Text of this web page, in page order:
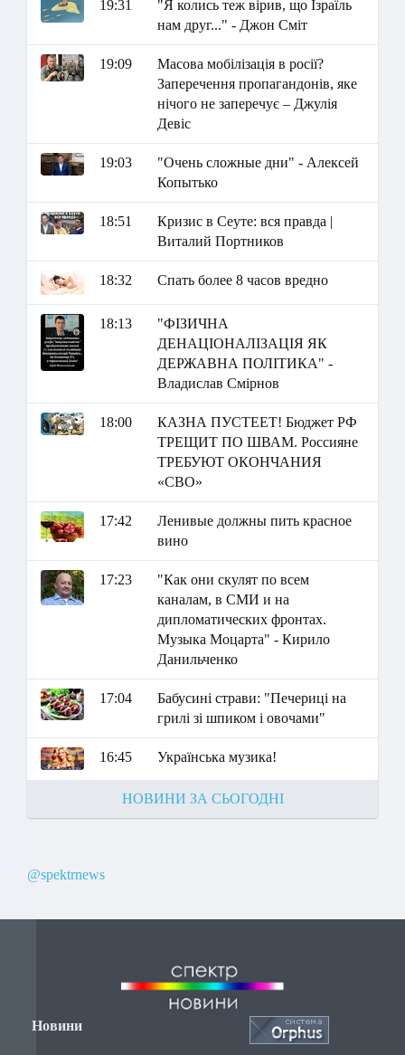
19:31
"Я колись теж вірив, що Ізраїль
нам друг..." - Джон Сміт
19:09
Масова мобілізація в росії?
Заперечення пропагандонів, яке
нічого не заперечує – Джулія
Девіс
19:03
"Очень сложные дни" - Алексей
Копытько
18:51
Кризис в Сеуте: вся правда |
Виталий Портников
18:32 Спать более 8 часов вредно
18:13
"ФІЗИЧНА
ДЕНАЦІОНАЛІЗАЦІЯ ЯК
ДЕРЖАВНА ПОЛІТИКА" -
Владислав Смірнов
18:00
КАЗНА ПУСТЕЕТ! Бюджет РФ
ТРЕЩИТ ПО ШВАМ. Россияне
ТРЕБУЮТ ОКОНЧАНИЯ
«СВО»
17:42
Ленивые должны пить красное
вино
17:23
"Как они скулят по всем
каналам, в СМИ и на
дипломатических фронтах.
Музыка Моцарта" - Кирило
Данильченко
17:04
Бабусині страви: "Печериці на
грилі зі шпиком і овочами"
16:45 Українська музика!
НОВИНИ ЗА СЬОГОДНІ
@spektrnews
Новини